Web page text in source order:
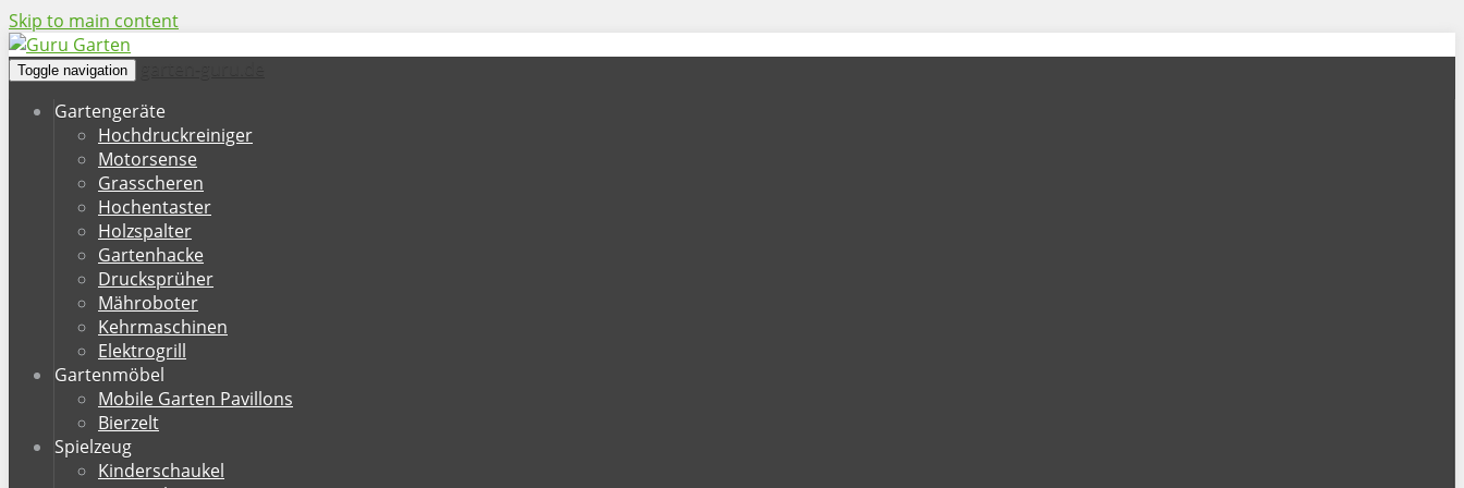
Skip to main content
Toggle navigation
Gartengeräte
Hochdruckreiniger
Motorsense
Grasscheren
Hochentaster
Holzspalter
Gartenhacke
Drucksprüher
Mähroboter
Kehrmaschinen
Elektrogrill
Gartenmöbel
Mobile Garten Pavillons
Bierzelt
Spielzeug
Kinderschaukel